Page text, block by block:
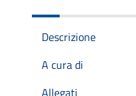
Descrizione
A cura di
Allegati